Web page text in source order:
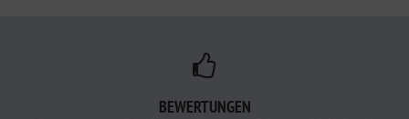
BEWERTUNGEN